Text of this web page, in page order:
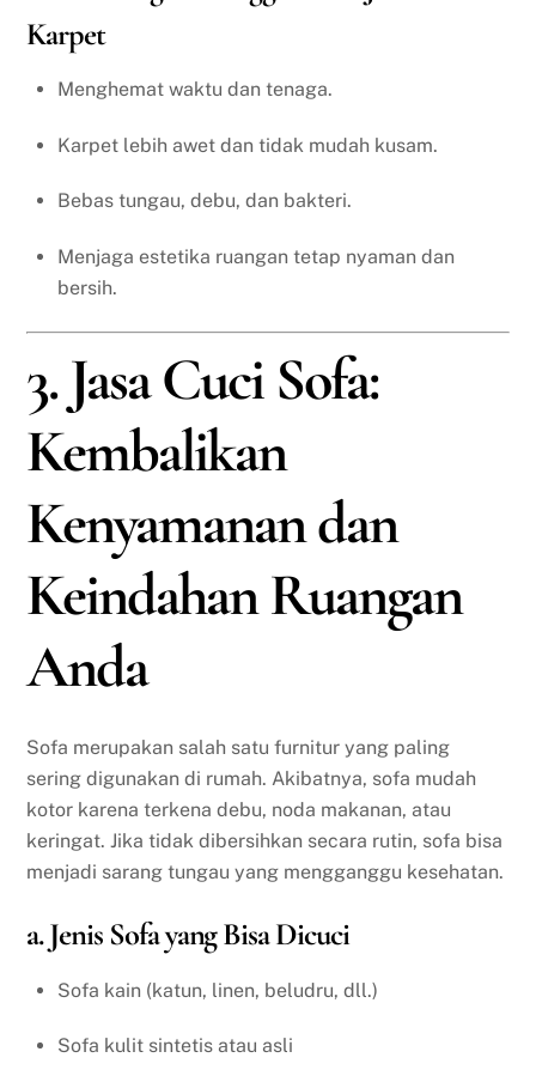
Karpet
Menghemat waktu dan tenaga.
Karpet lebih awet dan tidak mudah kusam.
Bebas tungau, debu, dan bakteri.
Menjaga estetika ruangan tetap nyaman dan
bersih.
3. Jasa Cuci Sofa:
Kembalikan
Kenyamanan dan
Keindahan Ruangan
Anda
Sofa merupakan salah satu furnitur yang paling
sering digunakan di rumah. Akibatnya, sofa mudah
kotor karena terkena debu, noda makanan, atau
keringat. Jika tidak dibersihkan secara rutin, sofa bisa
menjadi sarang tungau yang mengganggu kesehatan.
a. Jenis Sofa yang Bisa Dicuci
Sofa kain (katun, linen, beludru, dll.)
Sofa kulit sintetis atau asli